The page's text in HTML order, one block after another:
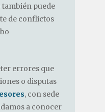
puede
de conflictos
errores que
o disputas
, con sede
a conocer